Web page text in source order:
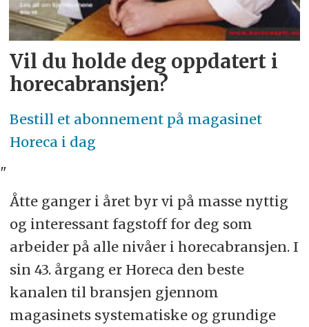
Vil du holde deg oppdatert i
horecabransjen?
Bestill et abonnement på magasinet
Horeca i dag
"
Åtte ganger i året byr vi på masse nyttig
og interessant fagstoff for deg som
arbeider på alle nivåer i horecabransjen. I
sin 43. årgang er Horeca den beste
kanalen til bransjen gjennom
magasinets systematiske og grundige